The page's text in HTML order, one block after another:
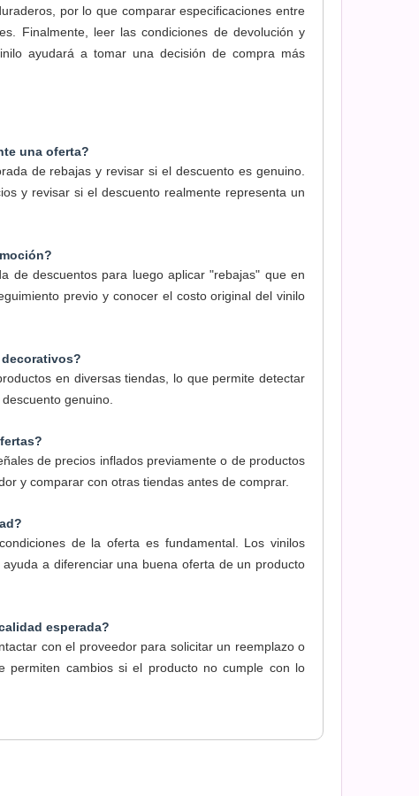
por lo que comparar especificaciones entre
Finalmente, leer las condiciones de devolución y
ayudará a tomar una decisión de compra más
una oferta?
de rebajas y revisar si el descuento es genuino.
y revisar si el descuento realmente representa un
de descuentos para luego aplicar "rebajas" que en
previo y conocer el costo original del vinilo
en diversas tiendas, lo que permite detectar
genuino.
de precios inflados previamente o de productos
y comparar con otras tiendas antes de comprar.
de la oferta es fundamental. Los vinilos
a diferenciar una buena oferta de un producto
esperada?
con el proveedor para solicitar un reemplazo o
permiten cambios si el producto no cumple con lo